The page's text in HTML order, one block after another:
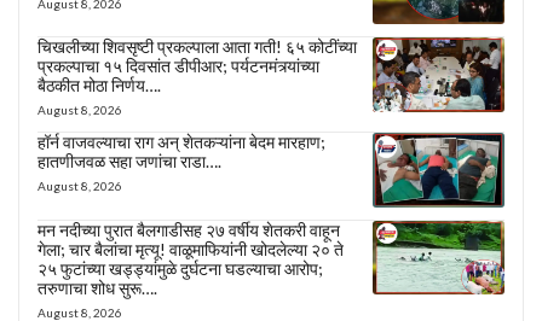
August 8, 2026
चिखलीच्या शिवसृष्टी प्रकल्पाला आता गती! ६५ कोटींच्या
प्रकल्पाचा १५ दिवसांत डीपीआर; पर्यटनमंत्र्यांच्या
बैठकीत मोठा निर्णय….
August 8, 2026
हॉर्न वाजवल्याचा राग अन् शेतकऱ्यांना बेदम मारहाण;
हातणीजवळ सहा जणांचा राडा….
August 8, 2026
मन नदीच्या पुरात बैलगाडीसह २७ वर्षीय शेतकरी वाहून
गेला; चार बैलांचा मृत्यू! वाळूमाफियांनी खोदलेल्या २० ते
२५ फुटांच्या खड्ड्यांमुळे दुर्घटना घडल्याचा आरोप;
तरुणाचा शोध सुरू….
August 8, 2026